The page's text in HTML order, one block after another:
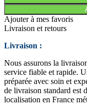
Ajouter à mes favoris
Livraison et retours
Livraison :
Nous assurons la
service fiable et rapide.
préparée avec soin et
de livraison standard est
localisation en France